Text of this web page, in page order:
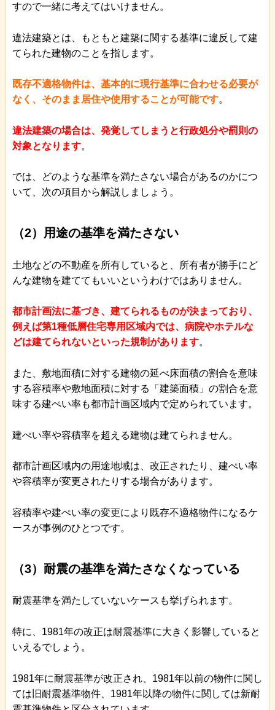
すので一緒に考えてはいけません。
違法建築とは、もともと建築に関する基準に違反して建
てられた建物のことを指します。
既存不適格物件は、基本的に現行基準に合わせる必要が
なく、そのまま居住や使用することが可能です。
違法建築の場合は、発覚してしまうと行政処分や罰則の
対象となります。
では、どのような基準を満たさない場合があるのかにつ
いて、次の項目から解説しましょう。
（2）用途の基準を満たさない
土地などの不動産を所有していると、所有者が勝手にど
んな建物を建ててもいいというわけではありません。
都市計画法に基づき、建てられるものが決まっており、
例えば第1種低層住宅専用区域内では、病院やホテルな
どは建てられないといった規制があります。
また、敷地面積に対する建物の延べ床面積の割合を意味
する容積率や敷地面積に対する「建築面積」の割合を意
味する建ぺい率も都市計画区域内で定められています。
建ぺい率や容積率を超える建物は建てられません。
都市計画区域内の用途地域は、改正されたり、建ぺい率
や容積率が変更されたりする場合があります。
容積率や建ぺい率の変更により既存不適格物件になるケ
ースが事例のひとつです。
（3）耐震の基準を満たさなくなっている
耐震基準を満たしていないケースも挙げられます。
特に、1981年の改正は耐震基準に大きく影響していると
いえるでしょう。
1981年に耐震基準が改正され、1981年以前の物件に関し
ては旧耐震基準物件、1981年以降の物件に関しては新耐